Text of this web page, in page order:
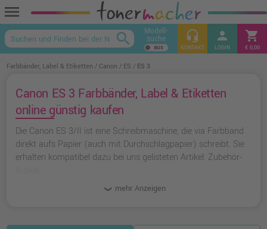
menu
keyboard_arrow_up
search Modell-
suche headset_mic
KONTAKT
person
LOGIN
shopping_cart
€ 0,00
Farbbänder, Label & Etiketten Canon ES ES 3
Canon ES 3 Farbbänder, Label & Etiketten
online günstig kaufen
Die Canon ES 3/II ist eine Schreibmaschine, die via Farbband
direkt aufs Papier (auch mit Durchschlagpapier) schreibt. Sie
erhalten kompatibel dazu bei uns gelisteten Artikel: Zubehör-
mehr Anzeigen